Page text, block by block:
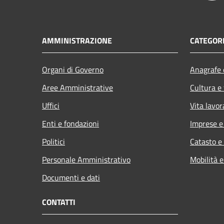
AMMINISTRAZIONE
Organi di Governo
Aree Amministrative
Uffici
Enti e fondazioni
Politici
Personale Amministrativo
Documenti e dati
Cultura
Vita
Imprese
Catasto
Mobilità
CONTATTI